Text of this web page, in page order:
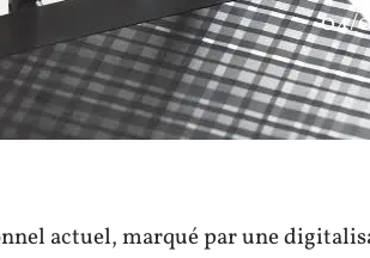
04/
actuel, marqué par une